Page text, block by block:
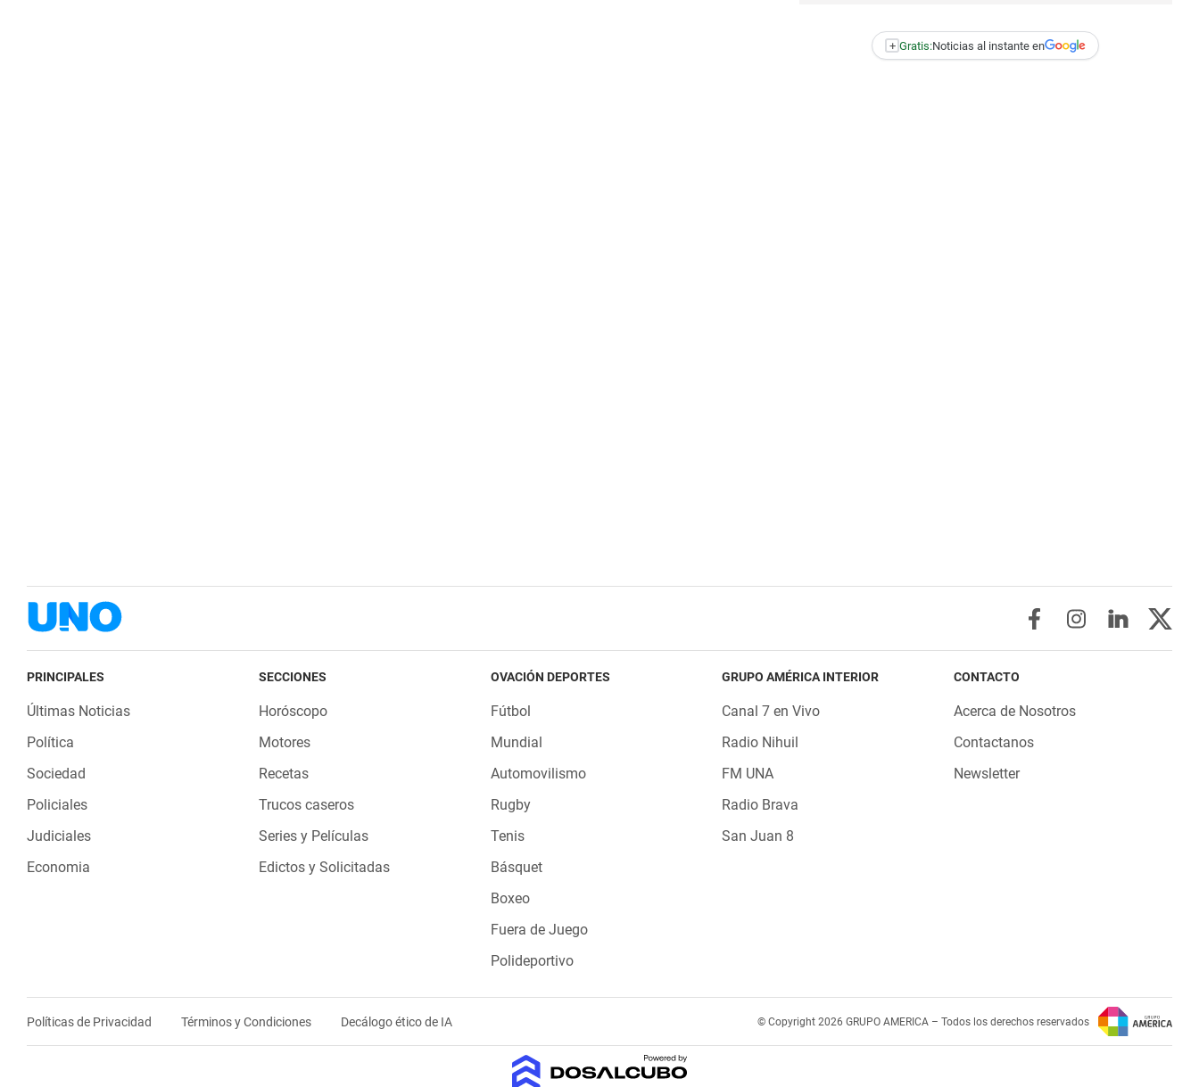
+ Gratis:Noticias al instante en
PRINCIPALES
Últimas Noticias
Política
Sociedad
Policiales
Judiciales
Economia
SECCIONES
Horóscopo
Motores
Recetas
Trucos caseros
Series y Películas
Edictos y Solicitadas
OVACIÓN DEPORTES
Fútbol
Mundial
Automovilismo
Rugby
Tenis
Básquet
Boxeo
Fuera de Juego
Polideportivo
GRUPO AMÉRICA INTERIOR
Canal 7 en Vivo
Radio Nihuil
FM UNA
Radio Brava
San Juan 8
CONTACTO
Acerca de Nosotros
Contactanos
Newsletter
Políticas de Privacidad Términos y Condiciones Decálogo ético de IA © Copyright 2026 GRUPO AMERICA – Todos los derechos reservados